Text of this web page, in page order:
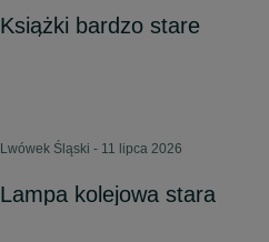
Książki bardzo stare
Lwówek Śląski - 11 lipca 2026
Lampa kolejowa stara